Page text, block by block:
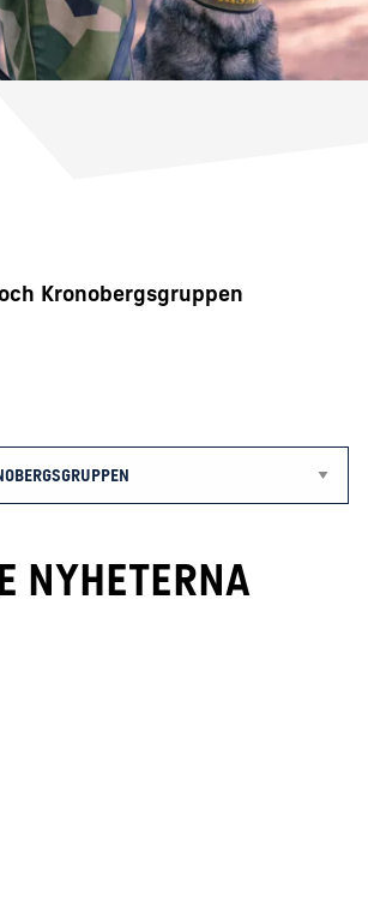
Kronobergsgruppen
NYHETERNA